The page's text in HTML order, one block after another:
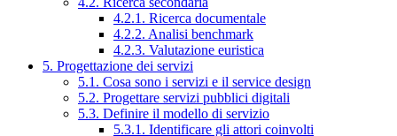
4.2.1. Ricerca documentale
4.2.2. Analisi benchmark
4.2.3. Valutazione euristica
5. Progettazione dei servizi
5.1. Cosa sono i servizi e il service design
5.2. Progettare servizi pubblici digitali
5.3. Definire il modello di servizio
5.3.1. Identificare gli attori coinvolti